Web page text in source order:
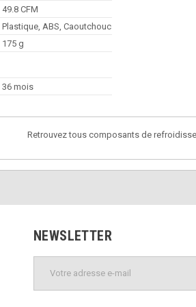
49.8 CFM
Plastique, ABS, Caoutchouc
175 g
36 mois
Retrouvez tous composants de
NEWSLETTER